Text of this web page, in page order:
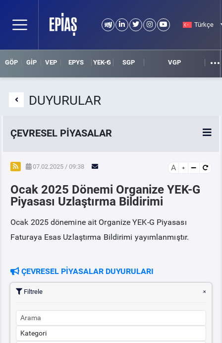
Türkçe
GÖP GİP VEP EPYS YEK-G SGP VGP
DUYURULAR
ÇEVRESEL PİYASALAR
YEK-G Piyasası
YEK-G Nedir?
07.02.2025 / 09:38 A
Ocak 2025 Dönemi Organize YEK-G
Piyasası Uzlaştırma Bildirimi
Ocak 2025 dönemine ait Organize YEK-G Piyasası
Faturaya Esas Uzlaştırma Bildirimi yayımlanmıştır.
ÇEVRESEL PİYASALAR DUYURULARI
Filtrele